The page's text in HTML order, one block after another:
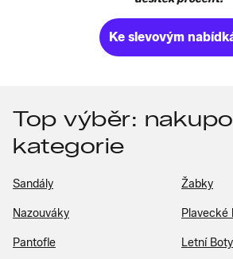
Ke slevovým
Top výběr:
kategorie
Sandály Žabky
Nazouváky Plavecké
Pantofle Letní Boty